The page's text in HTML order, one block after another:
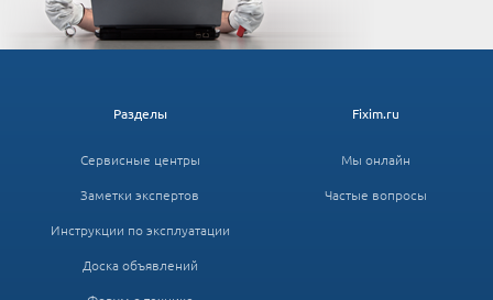
Fixim.ru
Мы онлайн
Частые вопросы
Разделы
Сервисные центры
Заметки экспертов
Инструкции по эксплуатации
Доска объявлений